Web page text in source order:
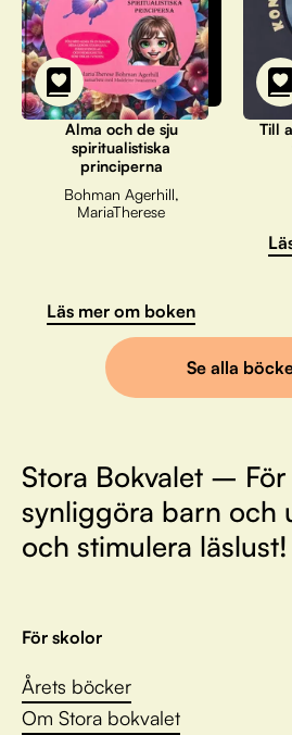
Alma och de sju
spiritualistiska
principerna
Bohman Agerhill,
MariaTherese
Läs mer om boken
Till
Se alla
Stora Bokvalet –
synliggöra barn och
och stimulera läslust!
För skolor
Årets böcker
Om Stora bokvalet